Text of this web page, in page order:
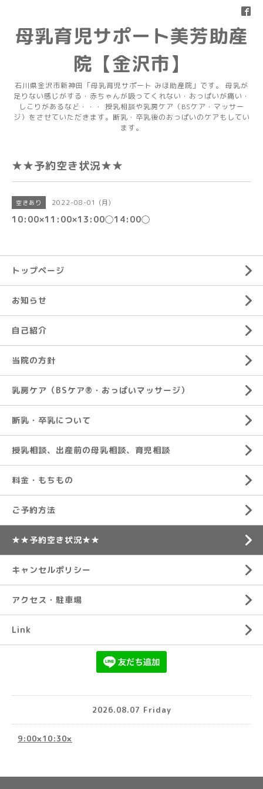
母乳育児サポート美芳助産
院【金沢市】
石川県金沢市新神田「母乳育児サポート みほ助産院」です。 母乳が
足りない感じがする・赤ちゃんが吸ってくれない・おっぱいが痛い・
しこりがあるなど・・・ 授乳相談や乳房ケア（BSケア・マッサー
ジ）をさせていただきます。断乳・卒乳後のおっぱいのケアもしてい
ます。
★★予約空き状況★★
空きあり 2022-08-01 (月)
10:00×11:00×13:00◯14:00◯
トップページ
お知らせ
自己紹介
当院の方針
乳房ケア（BSケア®︎・おっぱいマッサージ）
断乳・卒乳について
授乳相談、出産前の母乳相談、育児相談
料金・もちもの
ご予約方法
★★予約空き状況★★
キャンセルポリシー
アクセス・駐車場
Link
2026.08.07 Friday
9:00×10:30×